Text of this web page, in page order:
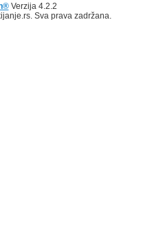
Verzija 4.2.2
Sva prava zadržana.